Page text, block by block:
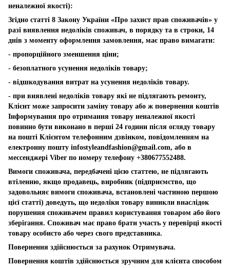
неналежної якості):
Згідно статті 8 Закону України «Про захист прав споживачів» у
разі виявлення недоліків споживач, в порядку та в строки, 14
днів з моменту оформлення замовлення, має право вимагати:
- пропорційного зменшення ціни;
- безоплатного усунення недоліків товару;
- відшкодування витрат на усунення недоліків товару.
- при виявлені недоліків товару які не підлягають ремонту,
Клієнт може запросити заміну товару або ж повернення коштів
Інформування про отримання товару неналежної якості
повинно бути виконано в перші 24 години після огляду товару
на пошті Клієнтом телефонним дзвінком, повідомленням на
електронну пошту infostyleandfashion@gmail.com, або в
мессенджері Viber по номеру телефону +380677552488.
Вимоги споживача, передбачені цією статтею, не підлягають
втіленню, якщо продавець, виробник (підприємство, що
задовольняє вимоги споживача, встановлені частиною першою
цієї статті) доведуть, що недоліки товару виникли внаслідок
порушення споживачем правил користування товаром або його
зберігання. Споживач має право брати участь у перевірці якості
товару особисто або через свого представника.
Повернення здійснюється за рахунок Отримувача.
Повернення коштів здійснюється зручним для клієнта способом